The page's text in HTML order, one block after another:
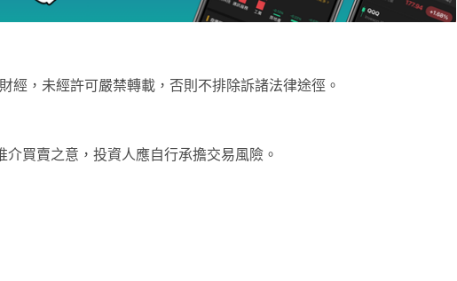
經，未經許可嚴禁轉載，否則不排除訴諸法律途徑。
買賣之意，投資人應自行承擔交易風險。